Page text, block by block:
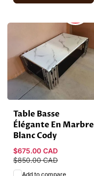
HOT
Table Basse
Élégante En Marbre
Blanc Cody
Prix
promotionnel
$675.00 CAD
$850.00 CAD
Add to compare